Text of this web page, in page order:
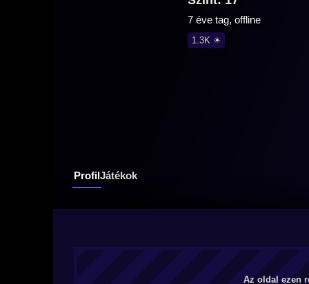
7 éve tag, offline
1.3K ☀
ProfilJátékok
Az oldal ezen